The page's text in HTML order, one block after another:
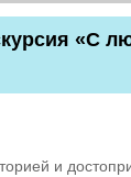
«С
и